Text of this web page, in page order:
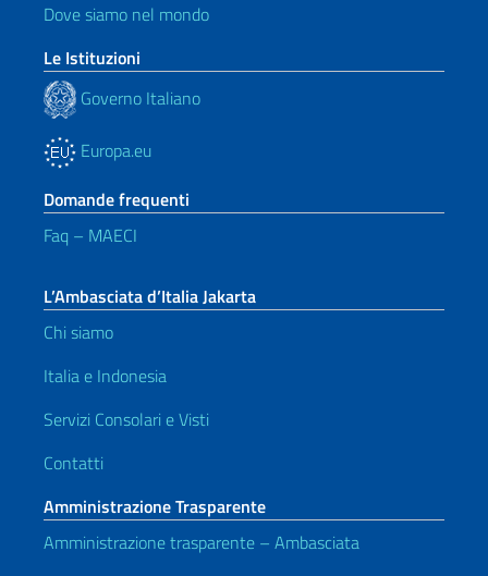
Dove siamo nel mondo
Le Istituzioni
Governo Italiano
Europa.eu
Domande frequenti
Faq – MAECI
L’Ambasciata d’Italia Jakarta
Chi siamo
Italia e Indonesia
Servizi Consolari e Visti
Contatti
Amministrazione Trasparente
Amministrazione trasparente – Ambasciata